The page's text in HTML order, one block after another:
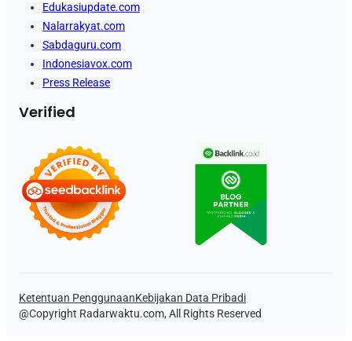
Edukasiupdate.com
Nalarrakyat.com
Sabdaguru.com
Indonesiavox.com
Press Release
Verified
Ketentuan PenggunaanKebijakan Data Pribadi
@Copyright Radarwaktu.com, All Rights Reserved